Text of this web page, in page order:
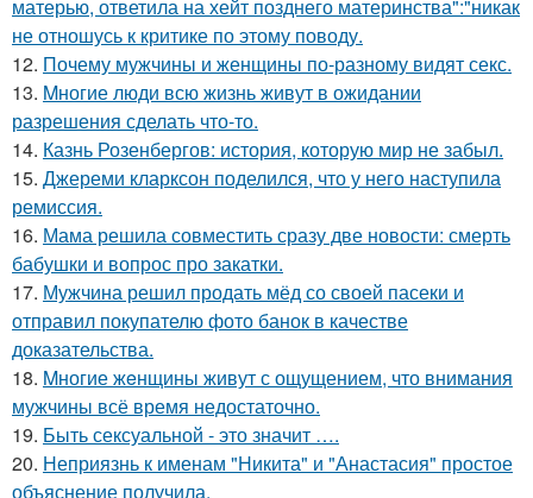
матерью, ответила на хейт позднего материнства":"никак
не отношусь к критике по этому поводу.
12. Почему мужчины и женщины по-разному видят секс.
13. Mногие люди всю жизнь живут в ожидании
разрешения сделать что-то.
14. Казнь Розенбергов: история, которую мир не забыл.
15. Джереми кларксон поделился, что у него наступила
ремиссия.
16. Мама решила совместить сразу две новости: смерть
бабушки и вопрос про закатки.
17. Мужчина решил продать мёд со своей пасеки и
отправил покупателю фото банок в качестве
доказательства.
18. Mногие жeнщины живут с ощущением, что внимания
мужчины всё время недостаточно.
19. Быть сексуальной - это значит ….
20. Неприязнь к именам "Никита" и "Анастасия" простое
объяснение получила.